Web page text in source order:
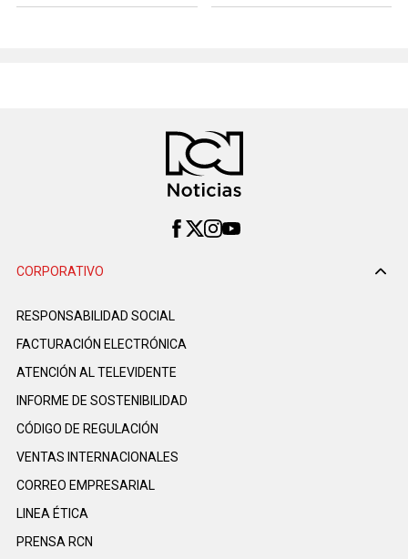
CORPORATIVO
RESPONSABILIDAD SOCIAL
FACTURACIÓN ELECTRÓNICA
ATENCIÓN AL TELEVIDENTE
INFORME DE SOSTENIBILIDAD
CÓDIGO DE REGULACIÓN
VENTAS INTERNACIONALES
CORREO EMPRESARIAL
LINEA ÉTICA
PRENSA RCN